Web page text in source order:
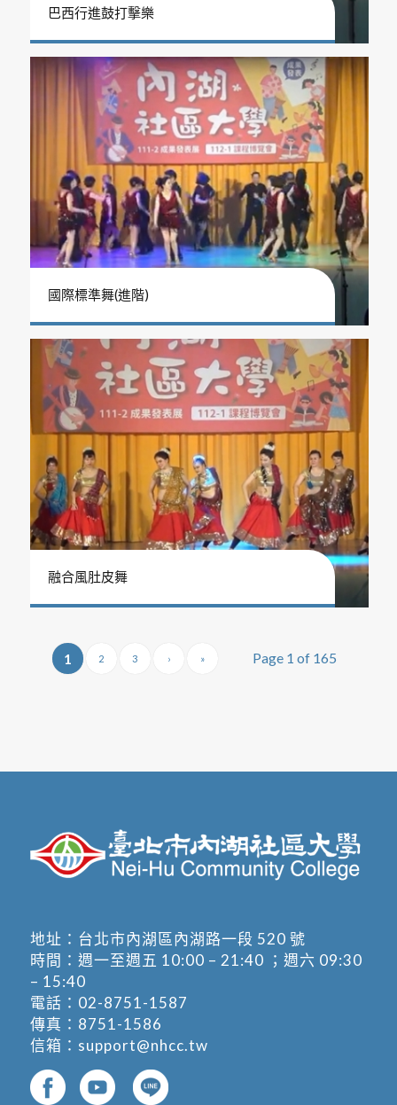
巴西行進鼓打擊樂
國際標準舞(進階)
融合風肚皮舞
Page 1 of 165
1 2 3 › »
地址： 台北市內湖區內湖路一段 520 號
時間：週一至週五 10:00 – 21:40 ；週六 09:30
– 15:40
電話： 02-8751-1587
傳真：8751-1586
信箱： support@nhcc.tw